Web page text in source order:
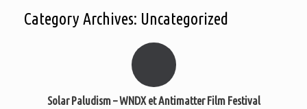
Category Archives: Uncategorized
Solar Paludism – WNDX et Antimatter Film Festival